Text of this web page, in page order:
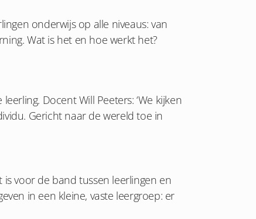
onderwijs op alle niveaus: van
Wat is het en hoe werkt het?
Docent Will Peeters: ‘We kijken
Gericht naar de wereld toe in
voor de band tussen leerlingen en
in een kleine, vaste leergroep: er